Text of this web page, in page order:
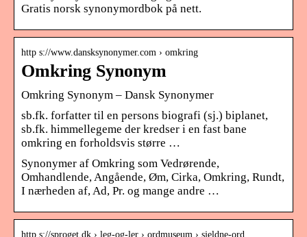
Gratis norsk synonymordbok på nett.
http s://www.dansksynonymer.com › omkring
Omkring Synonym
Omkring Synonym – Dansk Synonymer
sb.fk. forfatter til en persons biografi (sj.) biplanet,
sb.fk. himmellegeme der kredser i en fast bane
omkring en forholdsvis større …
Synonymer af Omkring som Vedrørende,
Omhandlende, Angående, Øm, Cirka, Omkring, Rundt,
I nærheden af, Ad, Pr. og mange andre …
http s://sproget.dk › leg-og-ler › ordmuseum › sjeldne-ord